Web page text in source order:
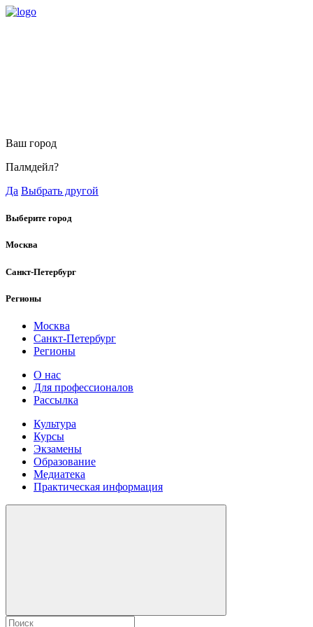
Ваш город
Палмдейл?
Да Выбрать другой
Выберите город
Москва
Санкт-Петербург
Регионы
Москва
Санкт-Петербург
Регионы
О нас
Для профессионалов
Рассылка
Культура
Курсы
Экзамены
Образование
Медиатека
Практическая информация